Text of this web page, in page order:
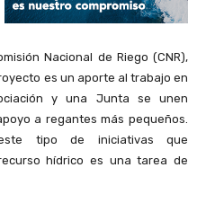
Nacional de Riego (CNR),
es un aporte al trabajo en
y una Junta se unen
a regantes más pequeños.
este tipo de iniciativas que
hídrico es una tarea de